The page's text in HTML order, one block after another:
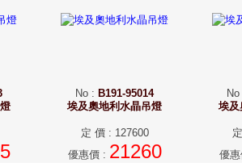
No : B191-95014
埃及奧地利水晶吊燈
定 價: 127600
優惠價: 21260
No
埃及
優惠